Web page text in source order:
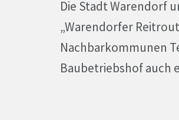
Die Stadt Warendorf
„Warendorfer
Nachbarkommunen
Baubetriebshof auch